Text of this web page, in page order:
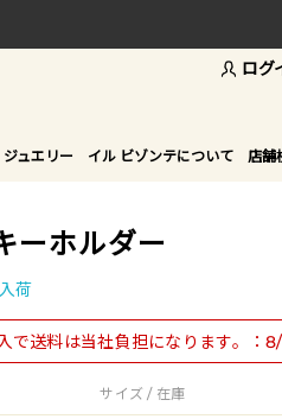
ログ
ュエリー イル ビゾンテについて 店舗
ーホルダー
荷
で送料は当社負担になります。：
サイズ / 在庫